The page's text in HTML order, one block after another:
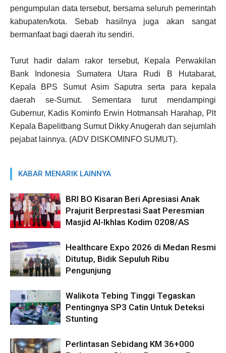
pengumpulan data tersebut, bersama seluruh pemerintah
kabupaten/kota. Sebab hasilnya juga akan sangat
bermanfaat bagi daerah itu sendiri.
Turut hadir dalam rakor tersebut, Kepala Perwakilan
Bank Indonesia Sumatera Utara Rudi B Hutabarat,
Kepala BPS Sumut Asim Saputra serta para kepala
daerah se-Sumut. Sementara turut mendampingi
Gubernur, Kadis Kominfo Erwin Hotmansah Harahap, Plt
Kepala Bapelitbang Sumut Dikky Anugerah dan sejumlah
pejabat lainnya. (ADV DISKOMINFO SUMUT).
KABAR MENARIK LAINNYA
BRI BO Kisaran Beri Apresiasi Anak
Prajurit Berprestasi Saat Peresmian
Masjid Al-Ikhlas Kodim 0208/AS
Healthcare Expo 2026 di Medan Resmi
Ditutup, Bidik Sepuluh Ribu
Pengunjung
Walikota Tebing Tinggi Tegaskan
Pentingnya SP3 Catin Untuk Deteksi
Stunting
Perlintasan Sebidang KM 36+000